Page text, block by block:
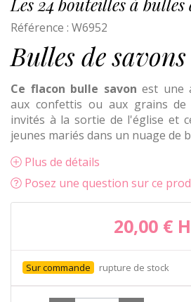
Les 24 bouteilles à bulles
Référence : W6952
Bulles de
Ce flacon bulle savon est une
aux confettis ou aux grains
invités à la sortie de l'église et
jeunes mariés dans un nuage de
Plus de détails
Posez une question sur ce
20,00 €
rupture de stock